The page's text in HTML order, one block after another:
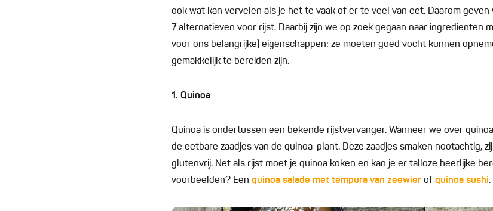
ook wat kan vervelen als je het te vaak of er te veel van eet. Daarom geven
7 alternatieven voor rijst. Daarbij zijn we op zoek gegaan naar ingrediënten
voor ons belangrijke) eigenschappen: ze moeten goed vocht kunnen
gemakkelijk te bereiden zijn.
1. Quinoa
Quinoa is ondertussen een bekende rijstvervanger. Wanneer we over
de eetbare zaadjes van de quinoa-plant. Deze zaadjes smaken nootachtig,
glutenvrij. Net als rijst moet je quinoa koken en kan je er talloze heerlijke
voorbeelden? Een quinoa salade met tempura van zeewier of quinoa sushi.